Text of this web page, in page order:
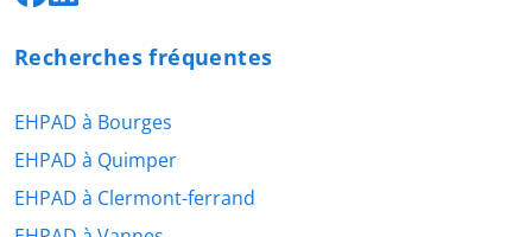
Recherches fréquentes
EHPAD à Bourges
EHPAD à Quimper
EHPAD à Clermont-ferrand